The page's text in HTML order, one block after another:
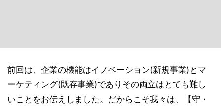
前回は、企業の機能はイノベーション(新規事業)とマ
ーケティング(既存事業)でありその両立はとても難し
いことをお伝えしました。だからこそ我々は、【守・